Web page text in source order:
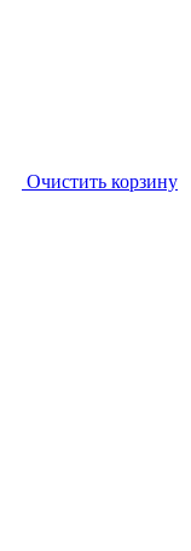
Очистить корзину